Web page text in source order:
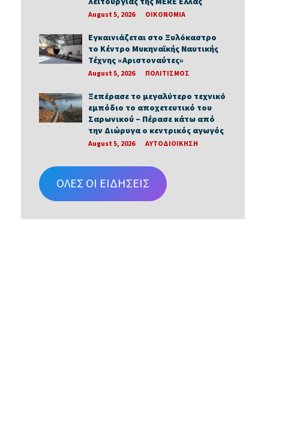
August 5, 2026 ΟΙΚΟΝΟΜΙΑ
Εγκαινιάζεται στο Ξυλόκαστρο
το Κέντρο Μυκηναϊκής Ναυτικής
Τέχνης «Αριστοναύτες»
August 5, 2026 ΠΟΛΙΤΙΣΜΟΣ
Ξεπέρασε το μεγαλύτερο τεχνικό
εμπόδιο το αποχετευτικό του
Σαρωνικού – Πέρασε κάτω από
την Διώρυγα ο κεντρικός αγωγός
August 5, 2026 ΑΥΤΟΔΙΟΙΚΗΣΗ
ΟΛΕΣ ΟΙ ΕΙΔΗΣΕΙΣ